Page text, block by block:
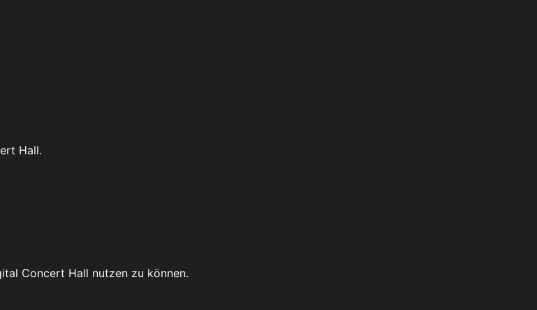
Hall.
Concert Hall nutzen zu können.